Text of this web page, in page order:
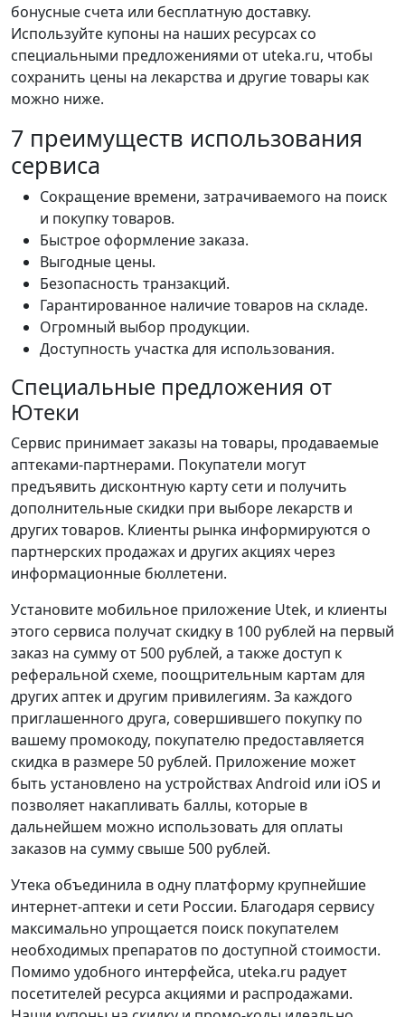
бонусные счета или бесплатную доставку.
Используйте купоны на наших ресурсах со
специальными предложениями от uteka.ru, чтобы
сохранить цены на лекарства и другие товары как
можно ниже.
7 преимуществ использования
сервиса
Сокращение времени, затрачиваемого на поиск
и покупку товаров.
Быстрое оформление заказа.
Выгодные цены.
Безопасность транзакций.
Гарантированное наличие товаров на складе.
Огромный выбор продукции.
Доступность участка для использования.
Специальные предложения от
Ютеки
Сервис принимает заказы на товары, продаваемые
аптеками-партнерами. Покупатели могут
предъявить дисконтную карту сети и получить
дополнительные скидки при выборе лекарств и
других товаров. Клиенты рынка информируются о
партнерских продажах и других акциях через
информационные бюллетени.
Установите мобильное приложение Utek, и клиенты
этого сервиса получат скидку в 100 рублей на первый
заказ на сумму от 500 рублей, а также доступ к
реферальной схеме, поощрительным картам для
других аптек и другим привилегиям. За каждого
приглашенного друга, совершившего покупку по
вашему промокоду, покупателю предоставляется
скидка в размере 50 рублей. Приложение может
быть установлено на устройствах Android или iOS и
позволяет накапливать баллы, которые в
дальнейшем можно использовать для оплаты
заказов на сумму свыше 500 рублей.
Утека объединила в одну платформу крупнейшие
интернет-аптеки и сети России. Благодаря сервису
максимально упрощается поиск покупателем
необходимых препаратов по доступной стоимости.
Помимо удобного интерфейса, uteka.ru радует
посетителей ресурса акциями и распродажами.